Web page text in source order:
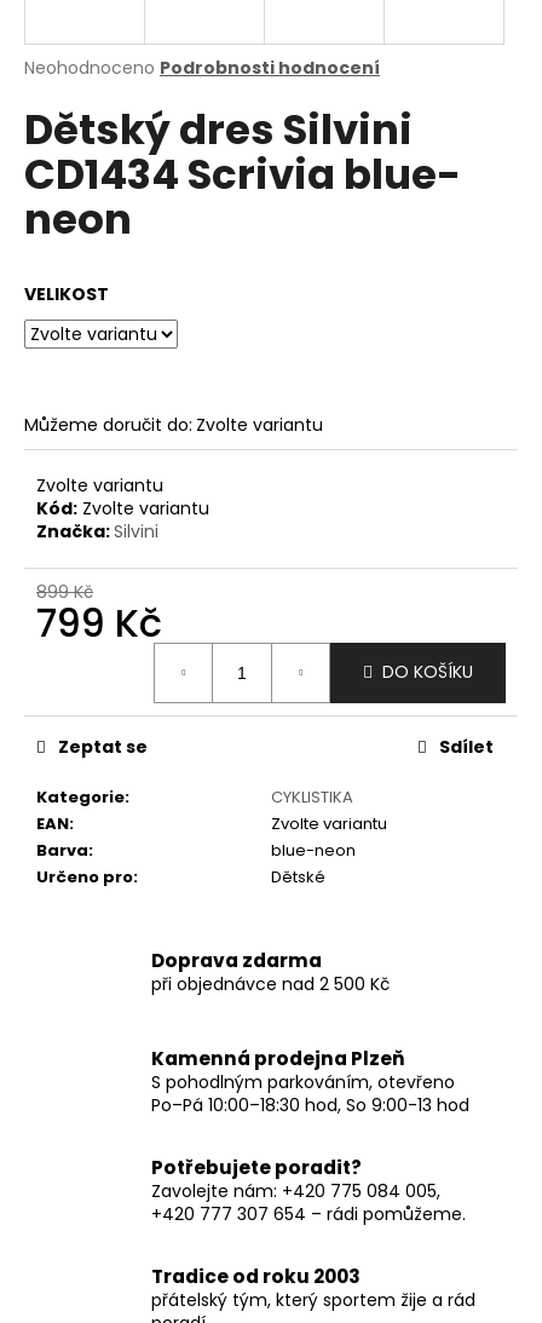
Průměrné
produktu
je
0,0
z
5
hvězdiček.
Neohodnoceno Podrobnosti hodnocení
Dětský dres Silvini
CD1434 Scrivia blue-
neon
VELIKOST
Můžeme doručit do: Zvolte variantu
Zvolte variantu
Kód: Zvolte variantu
Značka:Silvini
899 Kč
799 Kč
DO KOŠÍKU
Kategorie:
CYKLISTIKA
EAN:
Zvolte variantu
Barva:
blue-neon
Určeno pro: Dětské
Zeptat se Sdílet
Doprava zdarma
při objednávce nad 2 500 Kč
Kamenná prodejna Plzeň
S pohodlným parkováním, otevřeno
Po–Pá 10:00–18:30 hod, So 9:00-13 hod
Potřebujete poradit?
Zavolejte nám: +420 775 084 005,
+420 777 307 654 – rádi pomůžeme.
Tradice od roku 2003
přátelský tým, který sportem žije a rád
j
t
?
o
p
u
č
u